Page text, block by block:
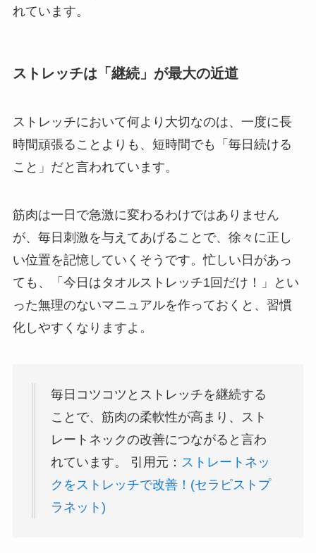
れています。
ストレッチは「継続」が最大の近道
ストレッチにおいて何より大切なのは、一度に長
時間頑張ることよりも、短時間でも「毎日続ける
こと」だと言われています。
筋肉は一日で急激に変わるわけではありません
が、毎日刺激を与えてあげることで、徐々に正し
い位置を記憶していくそうです。忙しい日があっ
ても、「今日はタオルストレッチ1回だけ！」とい
った無理のないマニュアルを作っておくと、習慣
化しやすくなりますよ。
毎日コツコツとストレッチを継続する
ことで、筋肉の柔軟性が高まり、スト
レートネックの改善につながると言わ
れています。 引用元： ストレートネッ
クをストレッチで改善！(セラピストプ
ラネット)